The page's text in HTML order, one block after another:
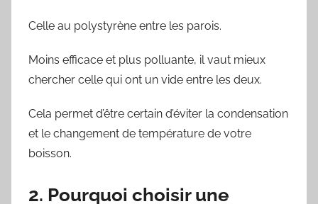
Celle au polystyrène entre les parois.
Moins efficace et plus polluante, il vaut mieux
chercher celle qui ont un vide entre les deux.
Cela permet d’être certain d’éviter la condensation
et le changement de température de votre
boisson.
2. Pourquoi choisir une